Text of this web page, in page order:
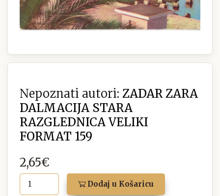
Nepoznati autori: ZADAR ZARA
DALMACIJA STARA
RAZGLEDNICA VELIKI
FORMAT 159
2,65€
Dodaj u Košaricu